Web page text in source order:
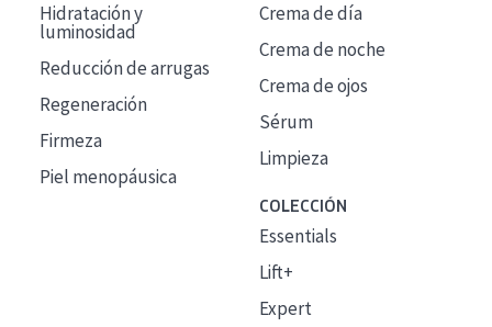
Hidratación y
luminosidad
Reducción de arrugas
Regeneración
Firmeza
Piel menopáusica
Crema de día
Crema de noche
Crema de ojos
Sérum
Limpieza
COLECCIÓN
Essentials
Lift+
Expert